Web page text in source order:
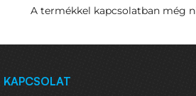
A termékkel kapcsolatban még
KAPCSOLAT